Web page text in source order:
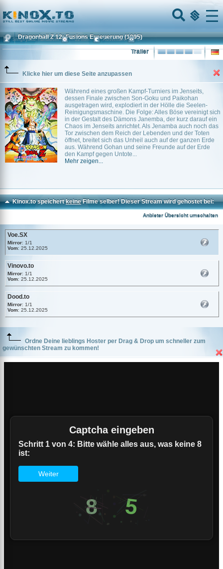
Home
Menu
Dragonball Z 12: Fusions Erneuerung (1995)
Trailer
Klicke hier um diese Seite anzupassen
Während eines großen Kampf-Turniers im Jenseits,
dessen Finale zwischen Son-Goku und Paikohan
ausgetragen wird, explodiert in der Hölle die Seelen-
Reinigungsmaschine. Die Folge: Alles Böse vereinigt sich
in der Gestalt des Dämons Janemba, der kurz darauf ein
Chaos im Jenseits anrichtet. Als Jenamba auch noch das
Tor zwischen dem Reich der Lebenden und der Toten
öffnet, breitet sich das Unheil auch auf der ganzen Erde
aus. Während Gohan und seine Freunde auf der Erde
den Kampf gegen Untote...
Mehr zeigen...
Shigeyasu Yamauchi ~ 51 min. Adventure 0
Kinox.to speichertkeineFilme selber! Dieser Stream wird gehostet bei:
Anbieter Übersicht umschalten
Voe.SX
Mirror: 1/1
Vom: 25.12.2025
Vinovo.to
Mirror: 1/1
Vom: 25.12.2025
Dood.to
Mirror: 1/1
Vom: 25.12.2025
Ordne Deine lieblings Hoster per Drag & Drop um schneller zum
gewünschten Stream zu kommen!